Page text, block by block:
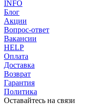
INFO
Блог
Акции
Вопрос-ответ
Вакансии
HELP
Оплата
Доставка
Возврат
Гарантия
Политика
Оставайтесь на связи